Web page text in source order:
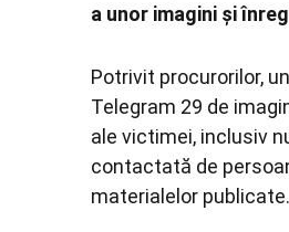
a unor imagini și
Potrivit procurorilor,
Telegram 29 de
ale victimei, inclusiv
contactată de
materialelor publicate.